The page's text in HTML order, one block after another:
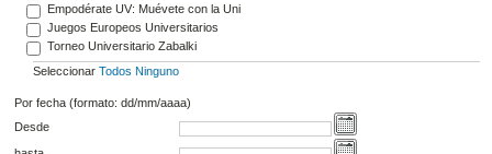
Empodérate UV: Muévete con la Uni
Juegos Europeos Universitarios
Torneo Universitario Zabalki
Seleccionar Todos Ninguno
Por fecha (formato: dd/mm/aaaa)
Desde